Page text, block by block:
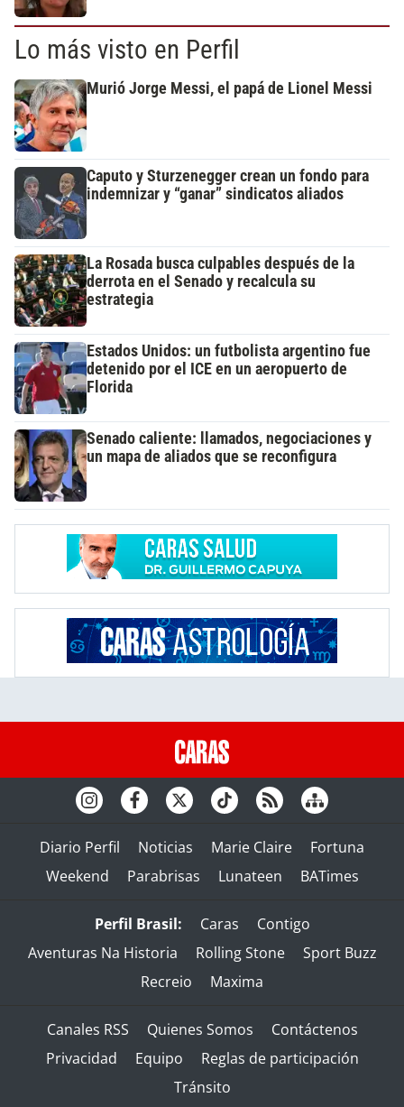
Lo más visto en Perfil
Murió Jorge Messi, el papá de Lionel Messi
Caputo y Sturzenegger crean un fondo para
indemnizar y “ganar” sindicatos aliados
La Rosada busca culpables después de la
derrota en el Senado y recalcula su
estrategia
Estados Unidos: un futbolista argentino fue
detenido por el ICE en un aeropuerto de
Florida
Senado caliente: llamados, negociaciones y
un mapa de aliados que se reconfigura
Diario Perfil Noticias Marie Claire
Fortuna
Weekend
Parabrisas Lunateen BATimes
Perfil Brasil: Caras
Contigo
Aventuras Na Historia
Rolling Stone
Sport Buzz
Recreio
Maxima
Canales RSS Quienes Somos
Contáctenos
Privacidad
Equipo
Reglas de participación
Tránsito